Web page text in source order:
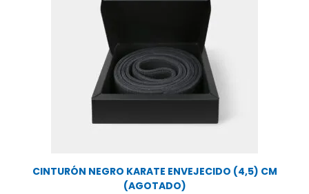
CINTURÓN NEGRO KARATE ENVEJECIDO (4,5) CM
(AGOTADO)